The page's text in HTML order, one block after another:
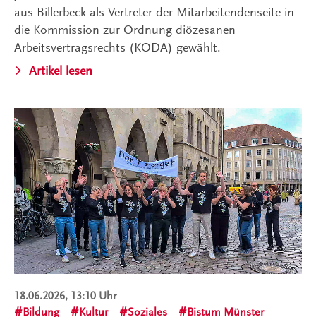
aus Billerbeck als Vertreter der Mitarbeitendenseite in
die Kommission zur Ordnung diözesanen
Arbeitsvertragsrechts (KODA) gewählt.
Artikel lesen
18.06.2026, 13:10 Uhr
Bildung
Kultur Soziales Bistum Münster